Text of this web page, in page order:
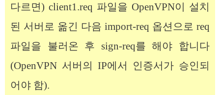
다르면) client1.req 파일을 OpenVPN이 설치
된 서버로 옮긴 다음 import-req 옵션으로 req
파일을 불러온 후 sign-req를 해야 합니다
(OpenVPN 서버의 IP에서 인증서가 승인되
어야 함).